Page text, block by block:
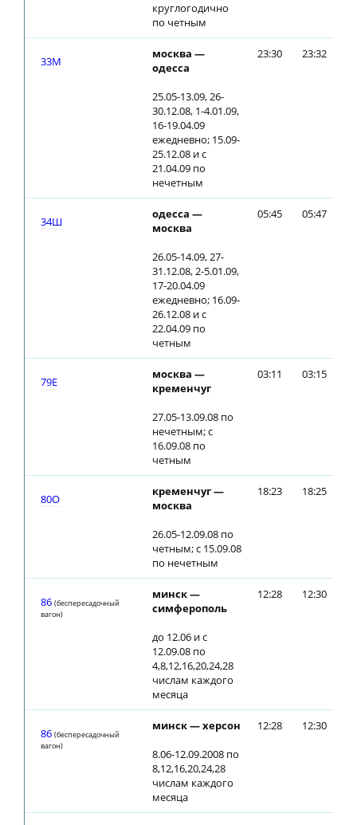
круглогодично
по четным
33М
москва —
одесса
25.05-13.09, 26-
30.12.08, 1-4.01.09,
16-19.04.09
ежедневно; 15.09-
25.12.08 и с
21.04.09 по
нечетным
23:30 23:32
34Ш
одесса —
москва
26.05-14.09, 27-
31.12.08, 2-5.01.09,
17-20.04.09
ежедневно; 16.09-
26.12.08 и с
22.04.09 по
четным
05:45 05:47
79E
москва —
кременчуг
27.05-13.09.08 по
нечетным; с
16.09.08 по
четным
03:11 03:15
80О
кременчуг —
москва
26.05-12.09.08 по
четным; с 15.09.08
по нечетным
18:23 18:25
86 (беспересадочный
вагон)
минск —
симферополь
до 12.06 и с
12.09.08 по
4,8,12,16,20,24,28
числам каждого
месяца
12:28 12:30
86 (беспересадочный
вагон)
минск — херсон
8.06-12.09.2008 по
8,12,16,20,24,28
числам каждого
месяца
12:28 12:30